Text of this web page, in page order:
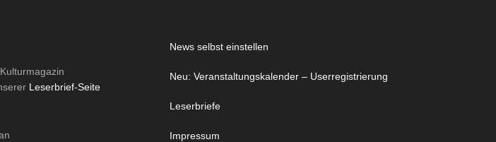
Leserbrief-Seite
News selbst einstellen
Neu: Veranstaltungskalender – Userregistrierung
Leserbriefe
Impressum